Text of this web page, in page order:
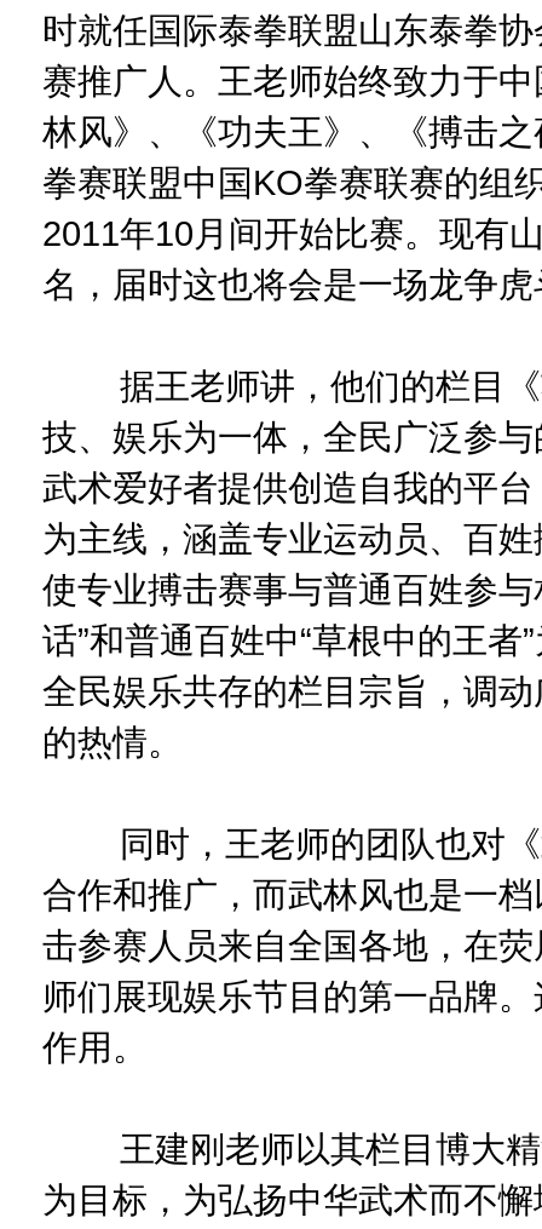
时就任国际泰拳联盟山东泰拳
赛推广人。王老师始终致力于
林风》、《功夫王》、《搏击
拳赛联盟中国KO拳赛联赛的组
2011年10月间开始比赛。现有
名，届时这也将会是一场龙争
据王老师讲，他们的栏目《
技、娱乐为一体，全民广泛参
武术爱好者提供创造自我的平
为主线，涵盖专业运动员、百
使专业搏击赛事与普通百姓参
话”和普通百姓中“草根中的王
全民娱乐共存的栏目宗旨，调
的热情。
同时，王老师的团队也对《
合作和推广，而武林风也是一
击参赛人员来自全国各地，在
师们展现娱乐节目的第一品牌
作用。
王建刚老师以其栏目博大精
为目标，为弘扬中华武术而不